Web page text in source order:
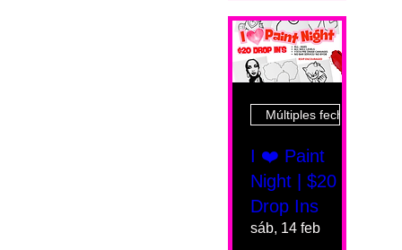
Múltiples fechas
I ❤️ Paint
Night | $20
Drop Ins
sáb, 14 feb